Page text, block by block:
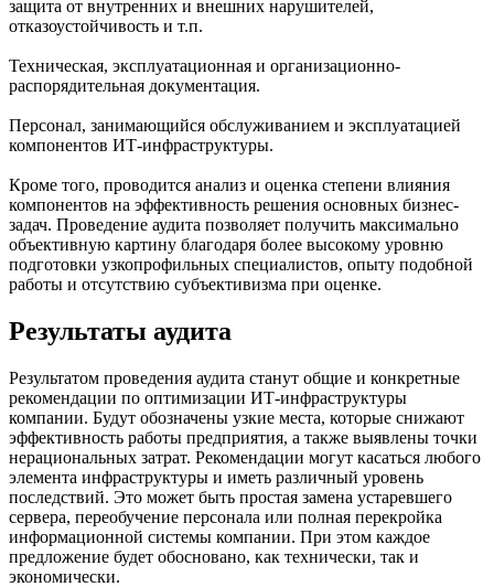
защита от внутренних и внешних нарушителей,
отказоустойчивость и т.п.
Техническая, эксплуатационная и организационно-
распорядительная документация.
Персонал, занимающийся обслуживанием и эксплуатацией
компонентов ИТ-инфраструктуры.
Кроме того, проводится анализ и оценка степени влияния
компонентов на эффективность решения основных бизнес-
задач. Проведение аудита позволяет получить максимально
объективную картину благодаря более высокому уровню
подготовки узкопрофильных специалистов, опыту подобной
работы и отсутствию субъективизма при оценке.
Результаты аудита
Результатом проведения аудита станут общие и конкретные
рекомендации по оптимизации ИТ-инфраструктуры
компании. Будут обозначены узкие места, которые снижают
эффективность работы предприятия, а также выявлены точки
нерациональных затрат. Рекомендации могут касаться любого
элемента инфраструктуры и иметь различный уровень
последствий. Это может быть простая замена устаревшего
сервера, переобучение персонала или полная перекройка
информационной системы компании. При этом каждое
предложение будет обосновано, как технически, так и
экономически.